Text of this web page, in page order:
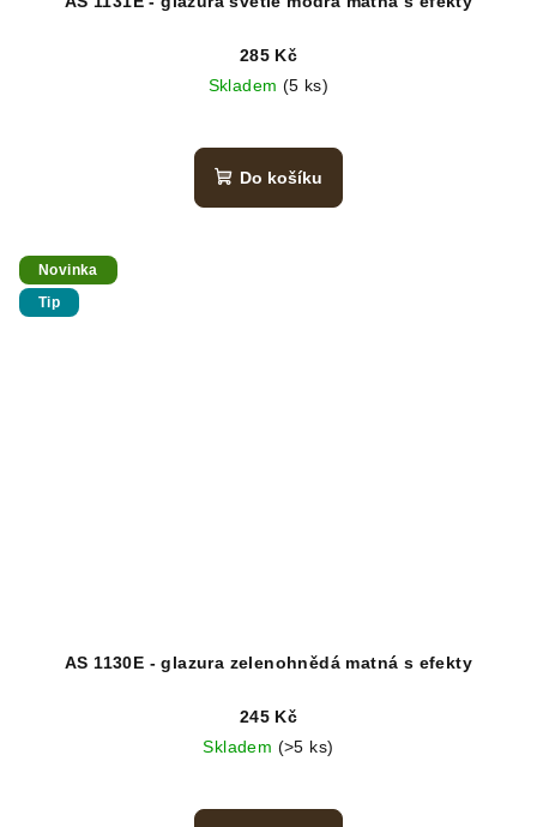
285 Kč
Skladem (5 ks)
Do košíku
Novinka
Tip
AS 1130E - glazura zelenohnědá matná s efekty
245 Kč
Skladem (>5 ks)